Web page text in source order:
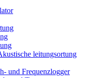
leitungsortung
und Frequenzlogger